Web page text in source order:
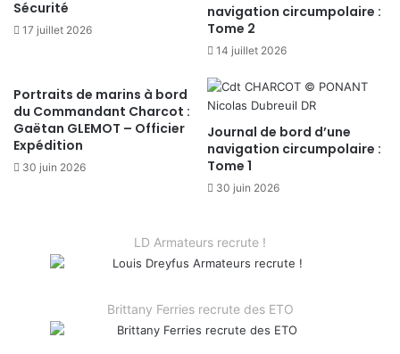
Sécurité
17 juillet 2026
navigation circumpolaire :
Tome 2
14 juillet 2026
Portraits de marins à bord
du Commandant Charcot :
Gaëtan GLEMOT – Officier
Expédition
30 juin 2026
Journal de bord d’une
navigation circumpolaire :
Tome 1
30 juin 2026
LD Armateurs recrute !
Brittany Ferries recrute des ETO